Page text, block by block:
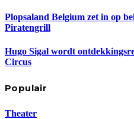
Plopsaland Belgium zet in op
Piratengrill
Hugo Sigal wordt
Circus
Populair
Theater